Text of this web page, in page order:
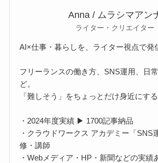
Anna / ムラシマアン
ライター・クリエイター
AI×仕事・暮らしを、ライター視点で発
フリーランスの働き方、SNS運用、日
ど。
「難しそう」をちょっとだけ身近にす
・2024年度実績 ▶ 1700記事納品
・クラウドワークス アカデミー「SNS
修・講師
・Webメディア・HP・新聞などの実績